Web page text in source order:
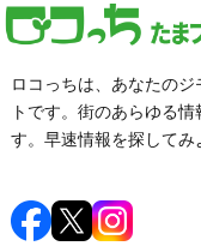
ロコっちは、あなたの
トです。街のあらゆる
す。早速情報を探してみ